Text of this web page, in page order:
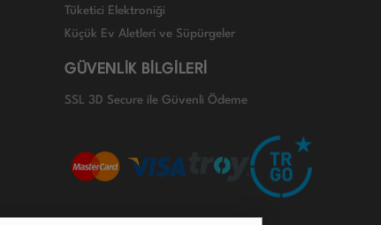
Tüketici Elektroniği
Küçük Ev Aletleri ve Süpürgeler
GÜVENLİK BİLGİLERİ
SSL 3D Secure ile Güvenli Ödeme